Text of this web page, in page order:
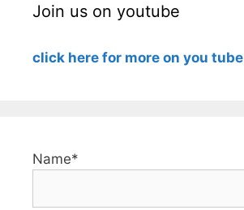
Join us on youtube
click here for more on you tube
Name*